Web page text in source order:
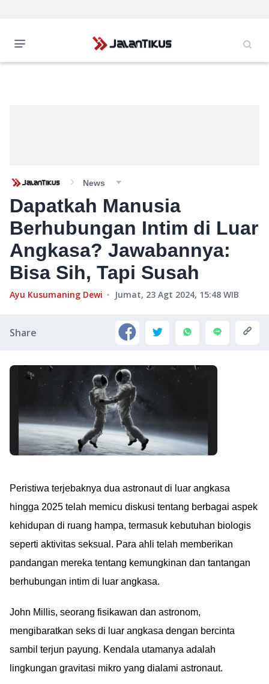
News
Dapatkah Manusia
Berhubungan Intim di Luar
Angkasa? Jawabannya:
Bisa Sih, Tapi Susah
Ayu Kusumaning Dewi Jumat, 23 Agt 2024, 15:48 WIB
Share
Peristiwa terjebaknya dua astronaut di luar angkasa
hingga 2025 telah memicu diskusi tentang berbagai aspek
kehidupan di ruang hampa, termasuk kebutuhan biologis
seperti aktivitas seksual. Para ahli telah memberikan
pandangan mereka tentang kemungkinan dan tantangan
berhubungan intim di luar angkasa.
John Millis, seorang fisikawan dan astronom,
mengibaratkan seks di luar angkasa dengan bercinta
sambil terjun payung. Kendala utamanya adalah
lingkungan gravitasi mikro yang dialami astronaut.